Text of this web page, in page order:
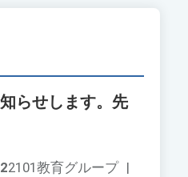
らせします。先
2101教育グループ |